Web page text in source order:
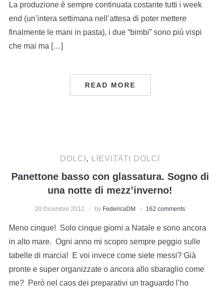
La produzione è sempre continuata costante tutti i week
end (un’intera settimana nell’attesa di poter mettere
finalmente le mani in pasta), i due “bimbi” sono più vispi
che mai ma […]
READ MORE
DOLCI , LIEVITATI DOLCI
Panettone basso con glassatura. Sogno di
una notte di mezz’inverno!
20 Dicembre 2012 by FedericaDM 162 comments
Meno cinque! Solo cinque giorni a Natale e sono ancora
in alto mare. Ogni anno mi scopro sempre peggio sulle
tabelle di marcia! E voi invece come siete messi? Già
pronte e super organizzate o ancora allo sbaraglio come
me? Però nel caos dei preparativi un traguardo l’ho